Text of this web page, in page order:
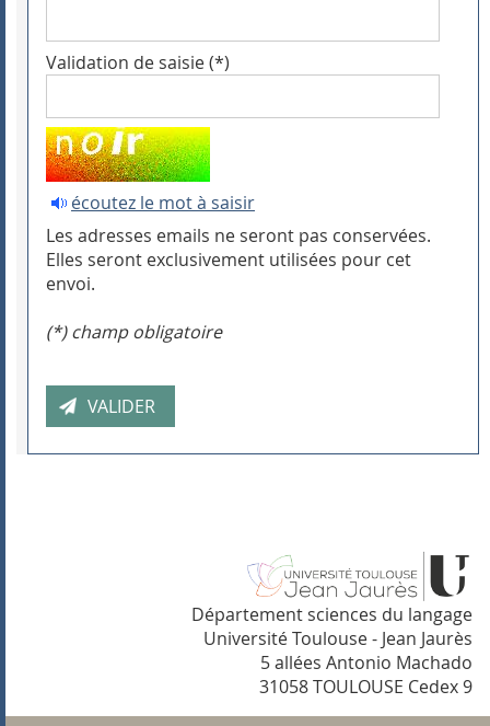
Validation de saisie (*)
écoutez le mot à saisir
Les adresses emails ne seront pas conservées.
Elles seront exclusivement utilisées pour cet
envoi.
(*) champ obligatoire
Département sciences du langage
Université Toulouse - Jean Jaurès
5 allées Antonio Machado
31058 TOULOUSE Cedex 9